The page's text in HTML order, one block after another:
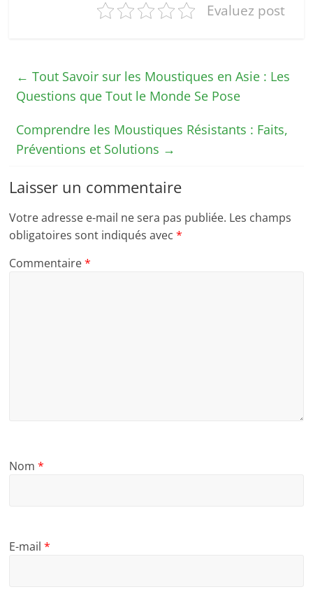
Evaluez post
← Tout Savoir sur les Moustiques en Asie : Les
Questions que Tout le Monde Se Pose
Comprendre les Moustiques Résistants : Faits,
Préventions et Solutions →
Laisser un commentaire
Votre adresse e-mail ne sera pas publiée. Les champs
obligatoires sont indiqués avec*
Commentaire*
Nom*
E-mail*